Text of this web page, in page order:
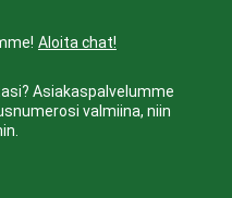
Aloita chat!
Asiakaspalvelumme
valmiina, niin